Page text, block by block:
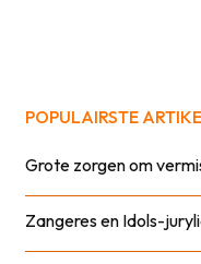
POPULAIRSTE
Grote zorgen om
Zangeres en Idols-